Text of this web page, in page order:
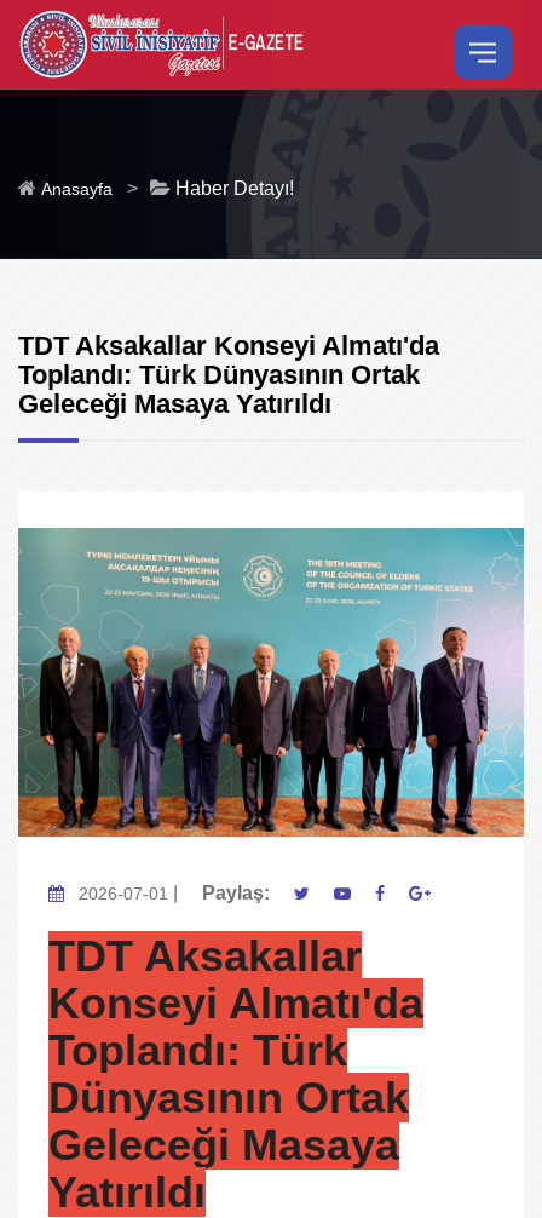
Anasayfa > Haber Detayı!
TDT Aksakallar Konseyi Almatı'da
Toplandı: Türk Dünyasının Ortak
Geleceği Masaya Yatırıldı
2026-07-01 Paylaş:
TDT Aksakallar
Konseyi Almatı'da
Toplandı: Türk
Dünyasının Ortak
Geleceği Masaya
Yatırıldı